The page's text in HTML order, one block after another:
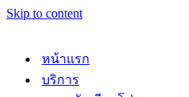
Skip to content
หน้าแรก
บริการ